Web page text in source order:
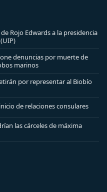
Rojo Edwards a la presidencia
denuncias por muerte de
marinos
por representar al Biobío
de relaciones consulares
las cárceles de máxima